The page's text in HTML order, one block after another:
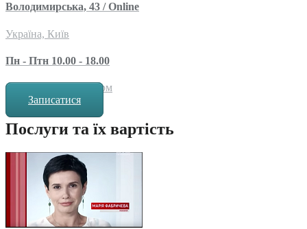
Володимирська, 43 / Online
Україна, Київ
Пн - Птн 10.00 - 18.00
за попереднім записом
Записатися
Послуги та їх вартість